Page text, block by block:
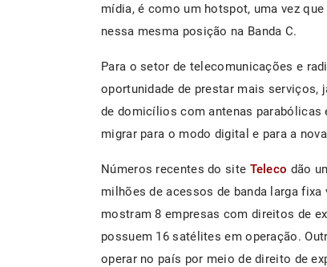
mídia, é como um hotspot, uma vez
nessa mesma posição na Banda C.
Para o setor de telecomunicações e
oportunidade de prestar mais serviços,
de domicílios com antenas
migrar para o modo digital e para a
Números recentes do site Teleco dão
milhões de acessos de banda larga
mostram 8 empresas com direitos de
possuem 16 satélites em operação.
operar no país por meio de direito de